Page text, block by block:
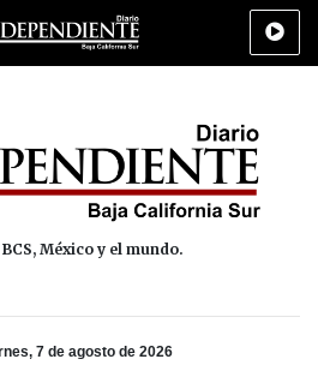
Policiaca Deportes Cultura
México y el mundo.
7 de agosto de 2026